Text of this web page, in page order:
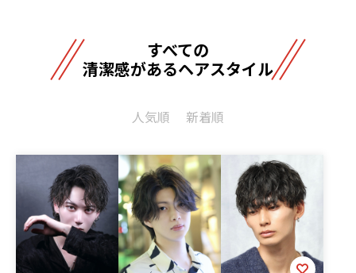
すべての
清潔感があるヘアスタイル
人気順 新着順